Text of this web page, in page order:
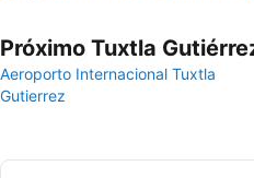
Próximo Tuxtla
Aeroporto Internacional Tuxtla
Gutierrez